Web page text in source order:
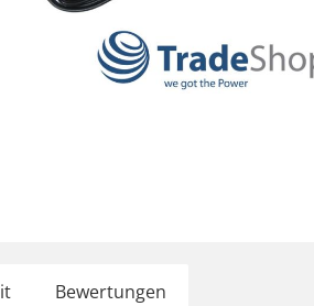
Bewertungen